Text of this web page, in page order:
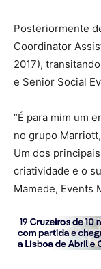
Posteriormente
Coordinator
2017),
e Senior Social
“É para mim um
no grupo
Um dos
criatividade e o
Mamede, Events